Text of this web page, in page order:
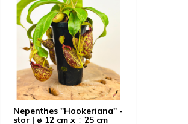
Genom Max Steinke
5 / 5
Sie ist sehr groß und ist sehr gut
Nepenthes "Hookeriana" -
stor | ø 12 cm x ↕ 25 cm